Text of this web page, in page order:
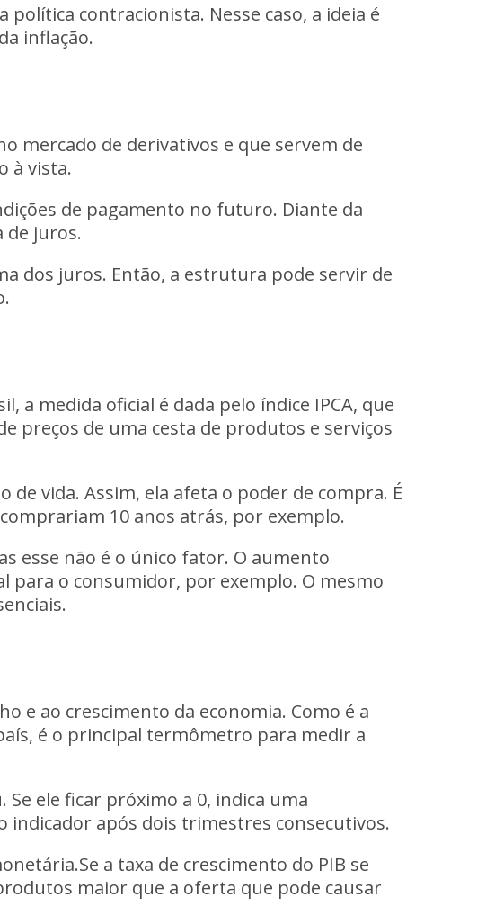
contracionista. Nesse caso, a ideia é
inflação.
mercado de derivativos e que servem de
à vista.
de pagamento no futuro. Diante da
de juros.
dos juros. Então, a estrutura pode servir de
a medida oficial é dada pelo índice IPCA, que
preços de uma cesta de produtos e serviços
vida. Assim, ela afeta o poder de compra. É
10 anos atrás, por exemplo.
esse não é o único fator. O aumento
o consumidor, por exemplo. O mesmo
e ao crescimento da economia. Como é a
é o principal termômetro para medir a
ele ficar próximo a 0, indica uma
indicador após dois trimestres consecutivos.
a taxa de crescimento do PIB se
maior que a oferta que pode causar